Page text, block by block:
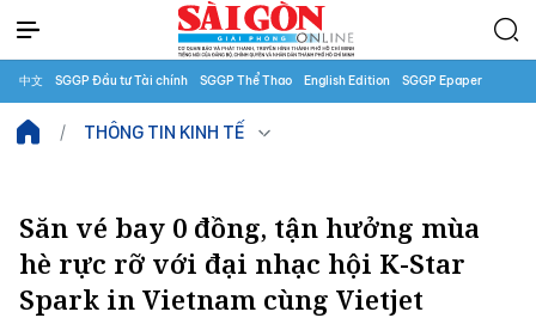
中文 SGGP Đầu tư Tài chính SGGP Thể Thao English Edition SGGP Epaper
THÔNG TIN KINH TẾ
Săn vé bay 0 đồng, tận hưởng mùa
hè rực rỡ với đại nhạc hội K-Star
Spark in Vietnam cùng Vietjet